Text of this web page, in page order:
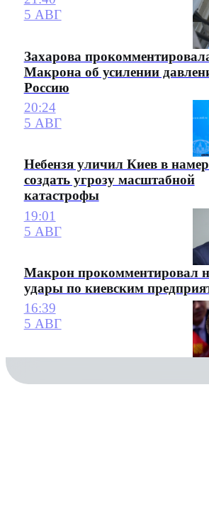
5 АВГ
Захарова
Макрона об усилении
Россию
20:24
5 АВГ
Небензя уличил Киев в
создать угрозу масштабной
катастрофы
19:01
5 АВГ
Макрон прокомментировал
удары по киевским
16:39
5 АВГ